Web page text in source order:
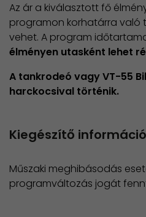
Az ár a kiválasztott fő
programon korhatárra való
vehet. A program
élményen utasként lehet
A tankrodeó vagy VT-55
harckocsival történik.
Kiegészítő
Műszaki meghibásodás
programváltozás jogát